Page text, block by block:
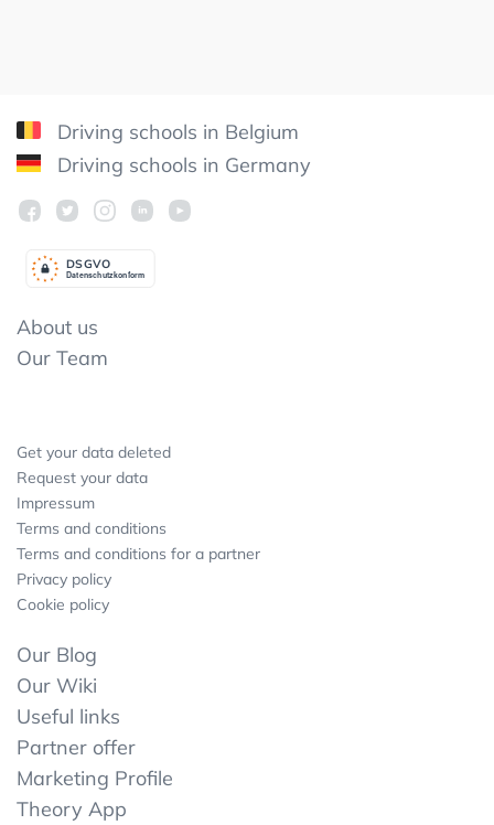
Driving schools in Belgium
Driving schools in Germany
Datenschutzkonform
DSGVO
About us
Our Team
Get your data deleted
Request your data
Impressum
Terms and conditions
Terms and conditions for a partner
Privacy policy
Cookie policy
Our Blog
Our Wiki
Useful links
Partner offer
Marketing Profile
Theory App